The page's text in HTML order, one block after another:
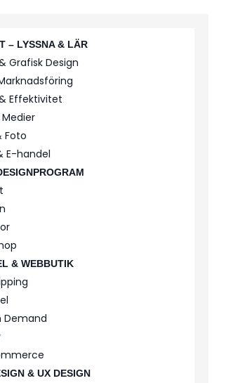
– LYSSNA & LÄR
Grafisk Design
Effektivitet
Medier
Foto
E-handel
& WEBBUTIK
Demand
& UX DESIGN